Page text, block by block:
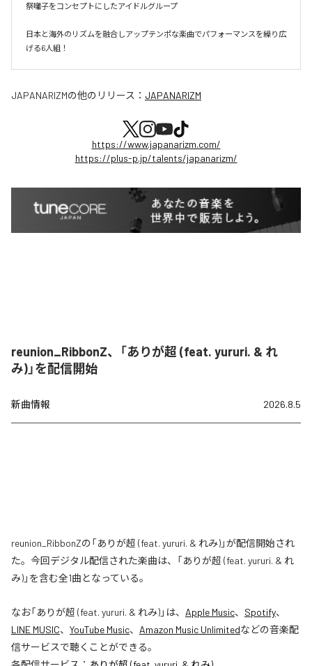
祭囃子をコンセプトにしたアイドルグループ
日本と海外のリズムを融合しアップテンポな楽曲でパフォーマンスを繰り広
げる6人組！
JAPANARIZMの他のリリース： JAPANARIZM
https://www.japanarizm.com/
https://plus-p.jp/talents/japanarizm/
reunion_RibbonZ、「ありが超 (feat. yururi. & れ
み)」を配信開始
新曲情報 2026.8.5
reunion_RibbonZの「ありが超 (feat. yururi. & れみ)」が配信開始され
た。今回デジタル配信された楽曲は、「ありが超 (feat. yururi. & れ
み)」を含む全1曲となっている。
なお「ありが超 (feat. yururi. & れみ)」は、 Apple Music、 Spotify、
LINE MUSIC、 YouTube Music、 Amazon Music Unlimitedなどの音楽配
信サービスで聴くことができる。